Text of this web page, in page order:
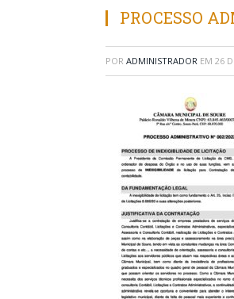
PROCESSO
POR ADMINISTRADOR EM 26